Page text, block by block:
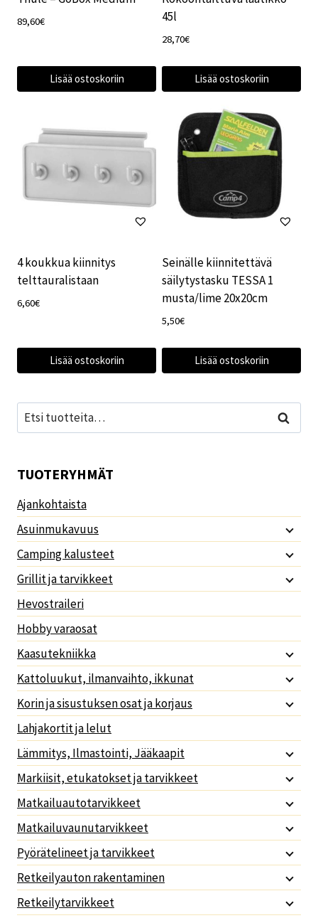
89,60€
Lisää ostoskoriin
45l
28,70€
Lisää ostoskoriin
4 koukkua kiinnitys
telttauralistaan
6,60€
Lisää ostoskoriin
Seinälle kiinnitettävä
säilytystasku TESSA 1
musta/lime 20x20cm
5,50€
Lisää ostoskoriin
Etsi: Haku
TUOTERYHMÄT
Ajankohtaista
Asuinmukavuus
Camping kalusteet
Grillit ja tarvikkeet
Hevostraileri
Hobby varaosat
Kaasutekniikka
Kattoluukut, ilmanvaihto, ikkunat
Korin ja sisustuksen osat ja korjaus
Lahjakortit ja lelut
Lämmitys, Ilmastointi, Jääkaapit
Markiisit, etukatokset ja tarvikkeet
Matkailuautotarvikkeet
Matkailuvaunutarvikkeet
Pyörätelineet ja tarvikkeet
Retkeilyauton rakentaminen
Retkeilytarvikkeet